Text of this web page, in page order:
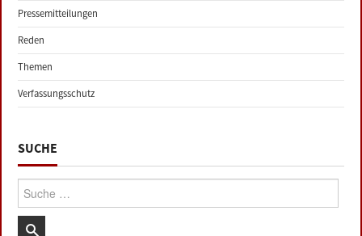
Pressemitteilungen
Reden
Themen
Verfassungsschutz
SUCHE
Suche: